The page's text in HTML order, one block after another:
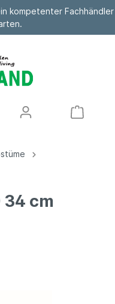
kompetenter Fachhändler
cm